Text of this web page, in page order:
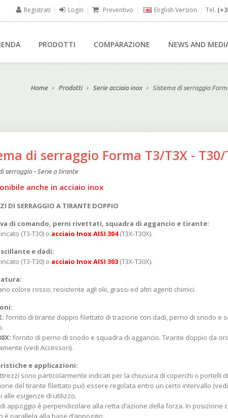
Registrati | Login | Preventivo | English Version | Tel.
PRODOTTI COMPARAZIONE NEWS AND
Home Prodotti Serie acciaio inox Sistema di serraggio
di serraggio Forma T3/T3X - T30/
serraggio - Serie a tirante
anche in acciaio inox
DI SERRAGGIO A TIRANTE DOPPIO
di comando, perni rivettati, squadra di aggancio e tirante:
(T3-T30) o acciaio Inox AISI 304(T3X-T30X).
e dadi:
(T3-T30) o acciaio Inox AISI 303 (T3X-T30X).
colore rosso; resistente agli olii, grassi ed altri agenti chimici.
fornito di tirante doppio filettato di trazione con dadi, perno di snodo e
fornito di perno di snodo e squadra di aggancio. Tirante doppio da
(vedi Accessori).
e applicazioni:
sono particolarmente indicati per la chiusura di coperchi o portelli
del tirante filettato può essere regolata entro un certo intervallo (vedi
alle esigenze di utilizzo.
appoggio è perpendicolare alla retta d’azione della forza. In posizione
è parallela alla base d’appoggio.